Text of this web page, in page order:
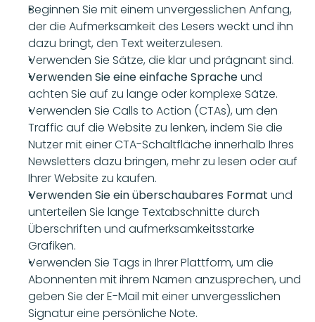
Beginnen Sie mit einem unvergesslichen Anfang,
der die Aufmerksamkeit des Lesers weckt und ihn
dazu bringt, den Text weiterzulesen.
Verwenden Sie Sätze, die klar und prägnant sind.
Verwenden Sie eine einfache Sprache und
achten Sie auf zu lange oder komplexe Sätze.
Verwenden Sie Calls to Action (CTAs), um den
Traffic auf die Website zu lenken, indem Sie die
Nutzer mit einer CTA-Schaltfläche innerhalb Ihres
Newsletters dazu bringen, mehr zu lesen oder auf
Ihrer Website zu kaufen.
Verwenden Sie ein überschaubares Format und
unterteilen Sie lange Textabschnitte durch
Überschriften und aufmerksamkeitsstarke
Grafiken.
Verwenden Sie Tags in Ihrer Plattform, um die
Abonnenten mit ihrem Namen anzusprechen, und
geben Sie der E-Mail mit einer unvergesslichen
Signatur eine persönliche Note.